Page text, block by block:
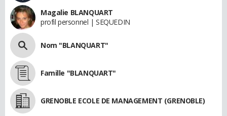
Magalie BLANQUART
profil personnel | SEQUEDIN
Nom "BLANQUART"
Famille "BLANQUART"
GRENOBLE ECOLE DE MANAGEMENT (GRENOBLE)